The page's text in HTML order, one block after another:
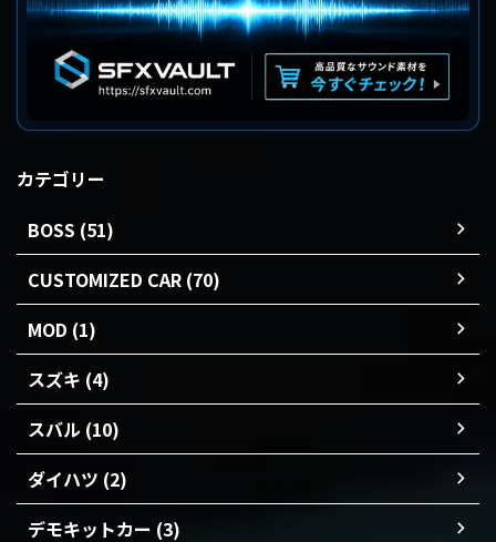
カテゴリー
BOSS (51)
CUSTOMIZED CAR (70)
MOD (1)
スズキ (4)
スバル (10)
ダイハツ (2)
デモキットカー (3)